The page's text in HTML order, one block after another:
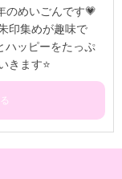
のめいごんです💗
印集めが趣味で
ッピーをたっぷ
きます⭐️